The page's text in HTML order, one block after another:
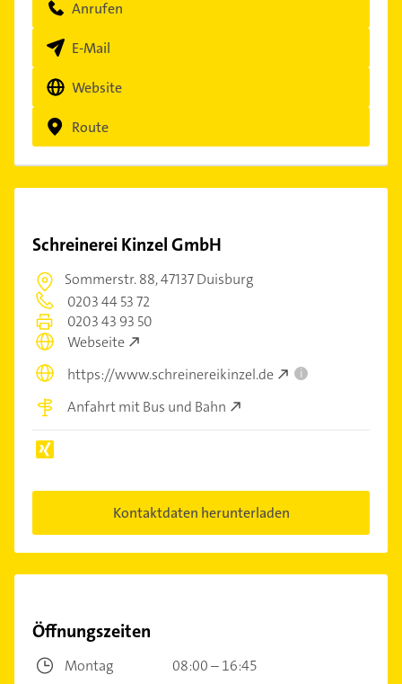
Anrufen
E-Mail
Website
Route
Schreinerei Kinzel GmbH
Sommerstr. 88,47137 Duisburg
0203 44 53 72
0203 43 93 50
Webseite
https://www.schreinereikinzel.de
i
Anfahrt mit Bus und Bahn
Kontaktdaten herunterladen
Öffnungszeiten
Montag
08:00 – 16:45